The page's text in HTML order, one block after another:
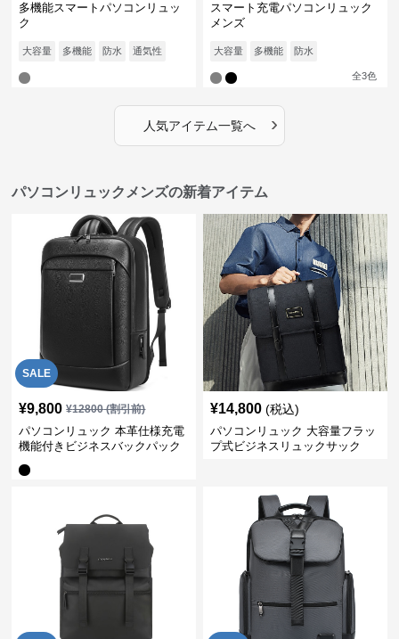
多機能スマートパソコンリュッ
ク
大容量 多機能 防水 通気性
スマート充電パソコンリュック
メンズ
大容量 多機能 防水
全3色
人気アイテム一覧へ ›
パソコンリュックメンズの新着アイテム
SALE
¥9,800 ¥12800(割引前)
パソコンリュック 本革仕様充電
機能付きビジネスバックパック
¥14,800 (税込)
パソコンリュック 大容量フラッ
プ式ビジネスリュックサック